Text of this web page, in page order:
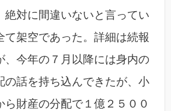
絶対に間違いないと言ってい
て架空であった。詳細は続報
、今年の７月以降には身内の
の話を持ち込んできたが、小
ら財産の分配で１億２５００